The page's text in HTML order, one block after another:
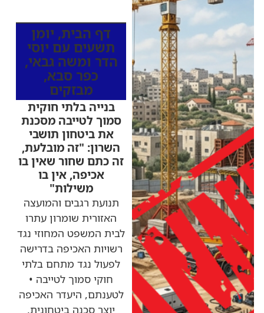
דף הבית, יומן
תשעים עם יוסי
הדר ומשה גבאי,
כפר סבא,
מבזקים
בנייה בלתי חוקית
סמוך לטייבה מסכנת
את ביטחון תושבי
השרון: "זה מובלעת,
זה כתם שחור שאין בו
אכיפה, אין בו
משילות"
תנועת רגבים והמועצה
האזורית שומרון עתרו
לבית המשפט המחוזי נגד
רשויות האכיפה בדרישה
לפעול נגד מתחם בלתי
חוקי סמוך לטייבה •
לטענתם, היעדר האכיפה
יוצר סכנה ביטחונית,